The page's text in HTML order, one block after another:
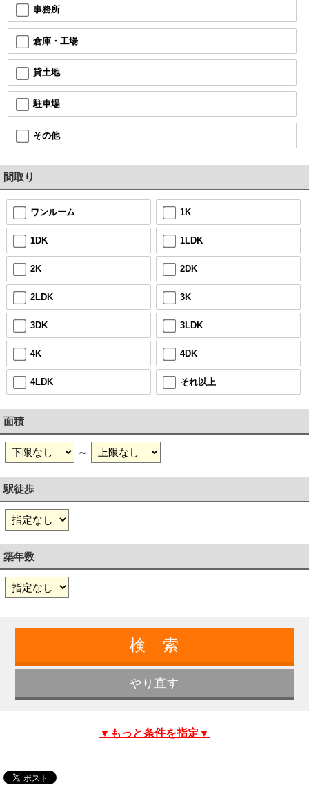
事務所
倉庫・工場
貸土地
駐車場
その他
間取り
ワンルーム 1K
1DK 1LDK
2K 2DK
2LDK 3K
3DK 3LDK
4K 4DK
4LDK それ以上
面積
～
駅徒歩
築年数
▼もっと条件を指定▼